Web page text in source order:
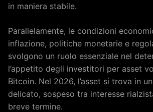
in maniera stabile.
Parallelamente, le condizioni
inflazione, politiche monetarie e
svolgono un ruolo essenziale nel
l’appetito degli investitori per asset
Bitcoin. Nel 2026, l’asset si trova in
delicato, sospeso tra interesse
breve termine.